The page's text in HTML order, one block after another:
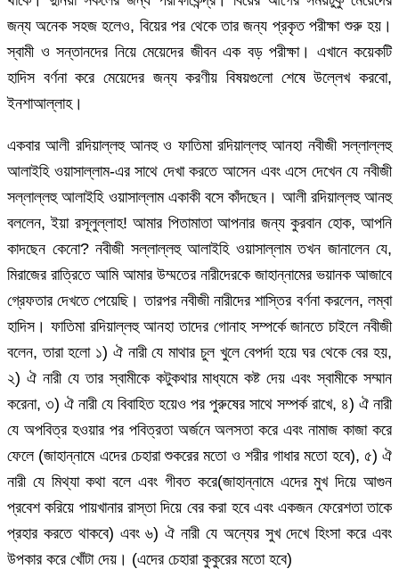
জন্য অনেক সহজ হলেও, বিয়ের পর থেকে তার জন্য প্রকৃত পরীক্ষা শুরু হয়।
স্বামী ও সন্তানদের নিয়ে মেয়েদের জীবন এক বড় পরীক্ষা। এখানে কয়েকটি
হাদিস বর্ণনা করে মেয়েদের জন্য করণীয় বিষয়গুলো শেষে উল্লেখ করবো,
ইনশাআল্লাহ।
একবার আলী রদিয়াল্লহু আনহু ও ফাতিমা রদিয়াল্লহু আনহা নবীজী সল্লাল্লহু
আলাইহি ওয়াসাল্লাম-এর সাথে দেখা করতে আসেন এবং এসে দেখেন যে নবীজী
সল্লাল্লহু আলাইহি ওয়াসাল্লাম একাকী বসে কাঁদছেন। আলী রদিয়াল্লহু আনহু
বললেন, ইয়া রসূলুল্লাহ! আমার পিতামাতা আপনার জন্য কুরবান হোক, আপনি
কাদছেন কেনো? নবীজী সল্লাল্লহু আলাইহি ওয়াসাল্লাম তখন জানালেন যে,
মিরাজের রাত্রিতে আমি আমার উম্মতের নারীদেরকে জাহান্নামের ভয়ানক আজাবে
গ্রেফতার দেখতে পেয়েছি। তারপর নবীজী নারীদের শাস্তির বর্ণনা করলেন, লম্বা
হাদিস। ফাতিমা রদিয়াল্লহু আনহা তাদের গোনাহ সম্পর্কে জানতে চাইলে নবীজী
বলেন, তারা হলো ১) ঐ নারী যে মাথার চুল খুলে বেপর্দা হয়ে ঘর থেকে বের হয়,
২) ঐ নারী যে তার স্বামীকে কটুকথার মাধ্যমে কষ্ট দেয় এবং স্বামীকে সম্মান
করেনা, ৩) ঐ নারী যে বিবাহিত হয়েও পর পুরুষের সাথে সম্পর্ক রাখে, ৪) ঐ নারী
যে অপবিত্র হওয়ার পর পবিত্রতা অর্জনে অলসতা করে এবং নামাজ কাজা করে
ফেলে (জাহান্নামে এদের চেহারা শুকরের মতো ও শরীর গাধার মতো হবে), ৫) ঐ
নারী যে মিথ্যা কথা বলে এবং গীবত করে(জাহান্নামে এদের মুখ দিয়ে আগুন
প্রবেশ করিয়ে পায়খানার রাস্তা দিয়ে বের করা হবে এবং একজন ফেরেশতা তাকে
প্রহার করতে থাকবে) এবং ৬) ঐ নারী যে অন্যের সুখ দেখে হিংসা করে এবং
উপকার করে খোঁটা দেয়। (এদের চেহারা কুকুরের মতো হবে)